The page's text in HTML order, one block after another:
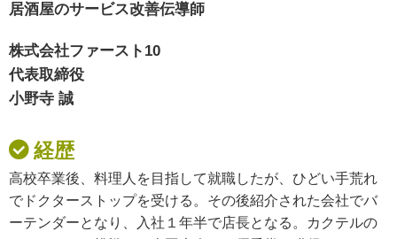
居酒屋のサービス改善伝導師
株式会社ファースト10
代表取締役
小野寺 誠
経歴
高校卒業後、料理人を目指して就職したが、ひどい手荒れ
でドクターストップを受ける。その後紹介された会社でバ
ーテンダーとなり、入社１年半で店長となる。カクテルの